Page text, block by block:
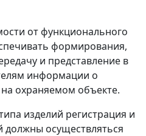
от функционального
формирования,
и представление в
информации о
охраняемом объекте.
изделий регистрация и
осуществляться